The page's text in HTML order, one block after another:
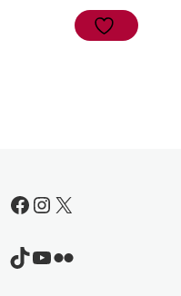
Facebook
Instagram
X
TikTok
YouTube
Flickr